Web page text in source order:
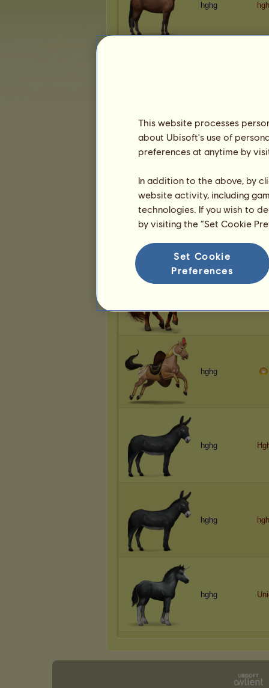
hghg
hghg
hghg Uni
hghg
hghg
hghg
hghg Uni
This website processes
about Ubisoft's use of
preferences at anytime by
In addition to the above, by
website activity, including
technologies. If you wish to
by visiting the “Set Cookie
Set Cookie
Preferences